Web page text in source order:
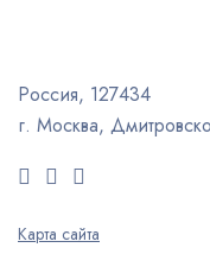
Россия, 127434
г. Москва,
Карта сайта